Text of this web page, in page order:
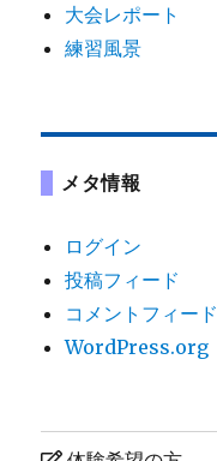
大会レポート
練習風景
メタ情報
ログイン
投稿フィード
コメントフィード
WordPress.org